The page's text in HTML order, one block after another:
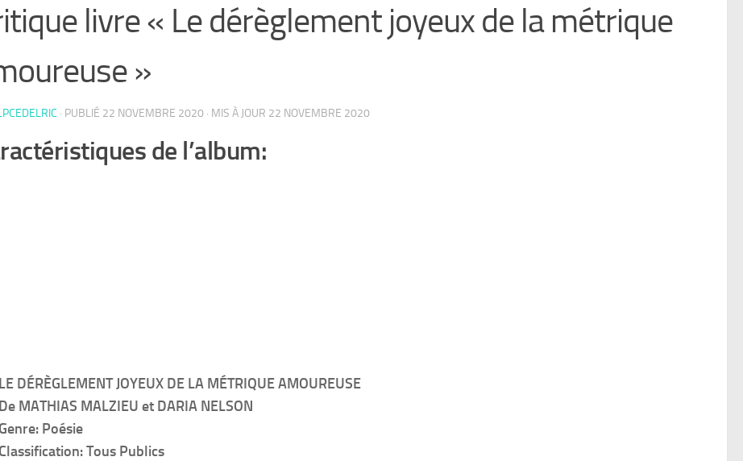
livre « Le dérèglement joyeux de la métrique
»
· PUBLIÉ 22 NOVEMBRE 2020 · MIS À JOUR 22 NOVEMBRE 2020
de l’album:
LE DÉRÈGLEMENT JOYEUX DE LA MÉTRIQUE AMOUREUSE
De MATHIAS MALZIEU et DARIA NELSON
Genre: Poésie
Classification: Tous Publics